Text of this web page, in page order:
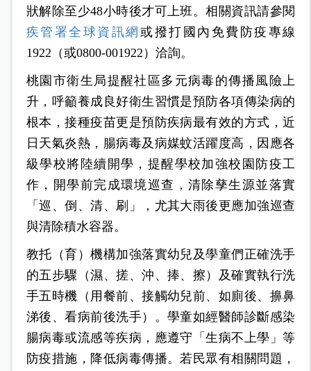
狀解除至少48小時後才可上班。相關資訊請參閱
疾管署全球資訊網 或撥打國內免費防疫專線
1922（或0800-001922）洽詢。
桃園市衛生局提醒社區多元病毒的傳播風險上
升，呼籲養成良好衛生習慣是預防各項傳染病的
根本，接種疫苗更是預防疾病最有效的方式，近
日天氣炎熱，腸病毒及病媒蚊活躍度高，因應各
級學校將陸續開學，提醒學校加強校園防疫工
作，開學前完成環境巡查，清除孳生源並落實
「巡、倒、清、刷」，尤其大雨後更應加強巡查
與清除積水容器。
教托（育）機構加強落實幼兒及學童們正確洗手
的五步驟（濕、搓、沖、捧、擦）及確實執行洗
手五時機（用餐前、接觸幼兒前、如廁後、擤鼻
涕後、看病前後洗手）。學童如經醫師診斷感染
腸病毒或流感等疾病，應遵守「生病不上學」等
防疫措施，降低病毒傳播。若民眾有相關問題，